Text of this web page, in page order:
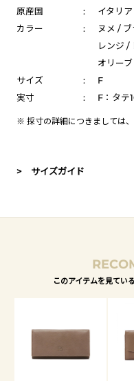
原産国
:
イタリア
カラー
:
ヌメ /
レンジ /
オリーブ
サイズ
:
F
実寸
: F：タテ
※ 採寸の詳細につきましては、
> サイズガイド
このアイテムを見てい